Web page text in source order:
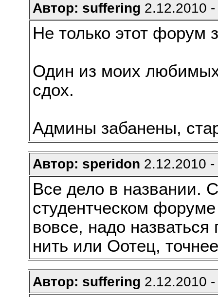
Автор: suffering 2.12.2010
Не только этот форум
Один из моих любимых
сдох.
Админы забанены,
Автор: speridon 2.12.2010
Все дело в названии.
студентческом
вовсе, надо
нить или Оотец,
Автор: suffering 2.12.2010